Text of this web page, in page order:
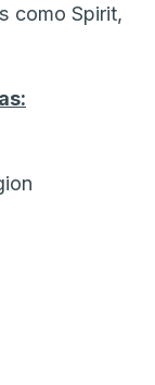
como Spirit,